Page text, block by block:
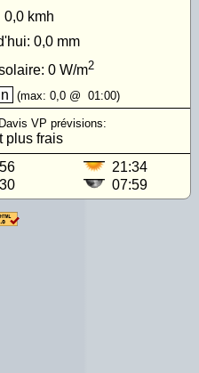
0,0 kmh
0,0 mm
0 W/m2
(max: 0,0 @ 01:00)
VP prévisions:
plus frais
21:34
07:59